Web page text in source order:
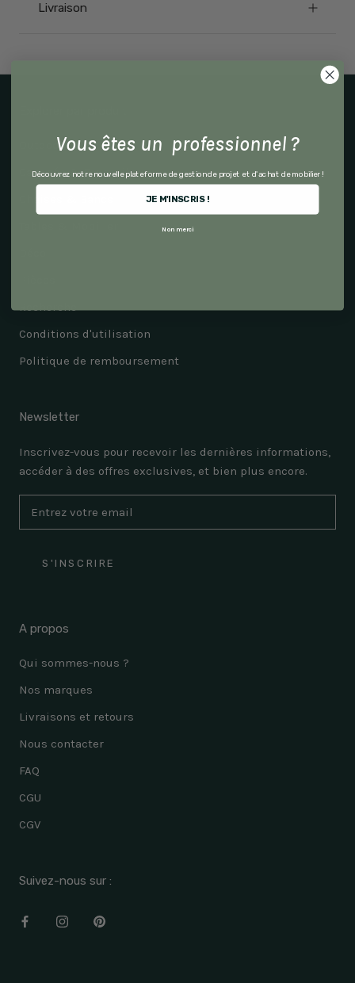
Livraison
Outdoor
Canapés & Fauteuils
Recherche
Conditions d'utilisation
Politique de remboursement
Newsletter
Inscrivez-vous pour recevoir les dernières informations,
accéder à des offres exclusives, et bien plus encore.
S'INSCRIRE
A propos
Qui sommes-nous ?
Nos marques
Livraisons et retours
Nous contacter
FAQ
CGU
CGV
Suivez-nous sur :
Vous êtes un professionnel ?
Découvrez notre nouvelle plateforme de gestion de projet et d'achat de mobilier !
JE M'INSCRIS !
Non merci